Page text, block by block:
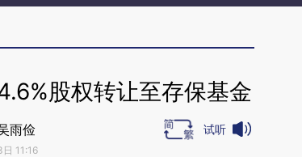
股权转让至存保基金
雨俭
11:16
试听